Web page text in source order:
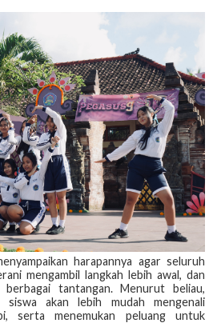
harapannya agar seluruh
mengambil langkah lebih awal, dan
tantangan. Menurut beliau,
akan lebih mudah mengenali
serta menemukan peluang untuk